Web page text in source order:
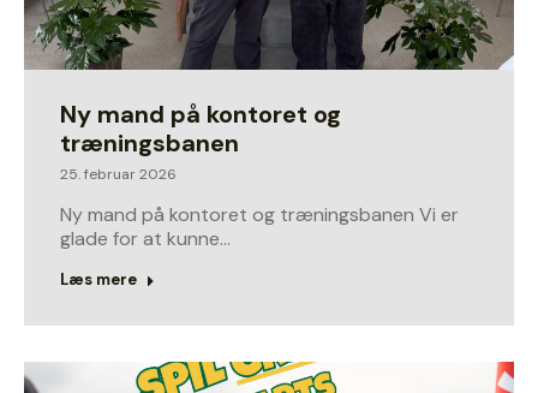
Ny mand på kontoret og
træningsbanen
25. februar 2026
Ny mand på kontoret og træningsbanen Vi er
glade for at kunne…
Læs mere